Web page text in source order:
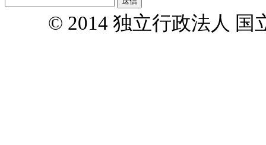
© 2014 独立行政法人 国